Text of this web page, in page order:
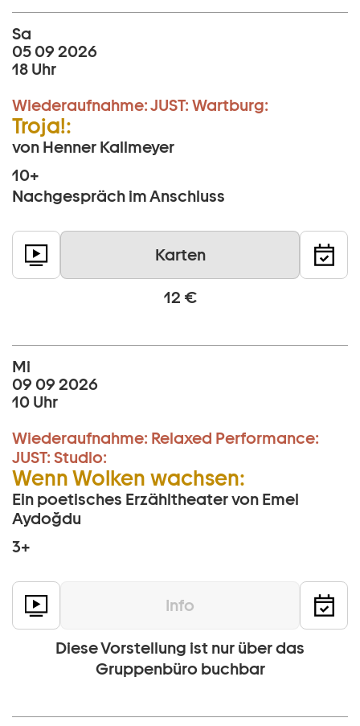
Sa
05 09 2026
18 Uhr
Wiederaufnahme:JUST: Wartburg:
Troja!:
von Henner Kallmeyer
10+
Nachgespräch im Anschluss
Karten
12 €
Mi
09 09 2026
10 Uhr
Wiederaufnahme: Relaxed Performance:
JUST: Studio:
Wenn Wolken wachsen:
Ein poetisches Erzähltheater von Emel
Aydoğdu
3+
Info
Diese Vorstellung ist nur über das
Gruppenbüro buchbar